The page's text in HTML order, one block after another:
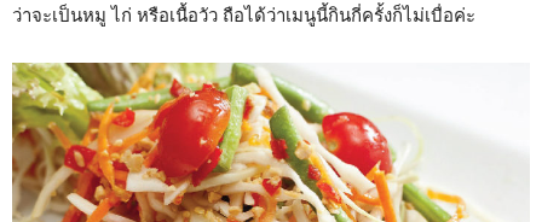
ว่าจะเป็นหมู ไก่ หรือเนื้อวัว ถือได้ว่าเมนูนี้กินกี่ครั้งก็ไม่เบื่อค่ะ